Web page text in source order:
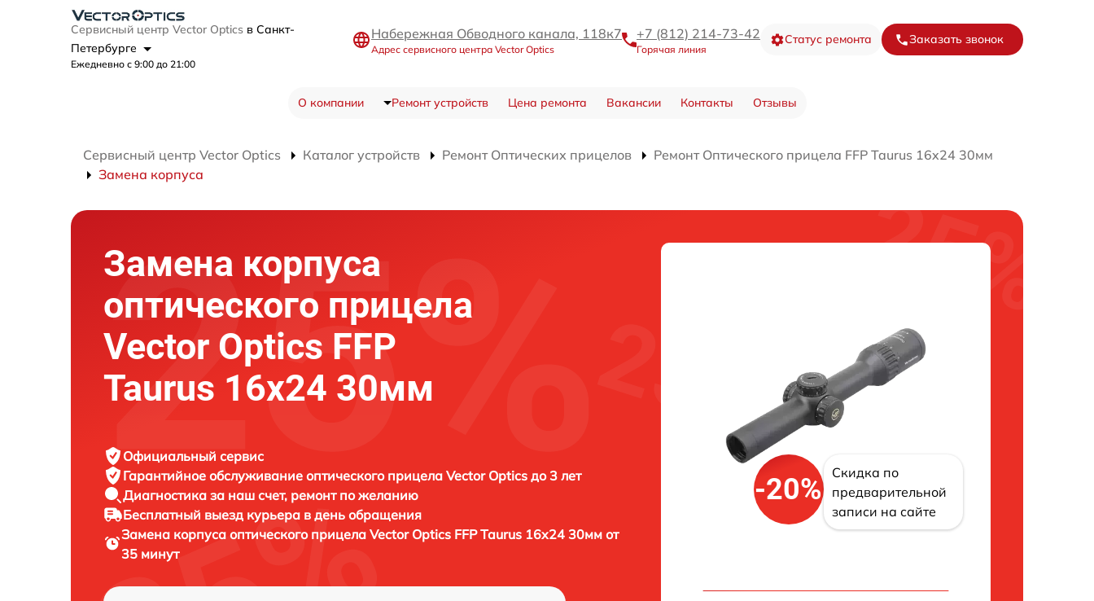
Сервисный центр Vector Optics в Санкт-
Петербурге
Ежедневно с 9:00 до 21:00
Набережная Обводного канала, 118к7
Адрес сервисного центра Vector Optics
+7 (812) 214-73-42
Горячая линия
Статус ремонта Заказать звонок
О компании Ремонт устройств Цена ремонта Вакансии Контакты Отзывы
Сервисный центр Vector Optics Каталог устройств Ремонт Оптических прицелов
Ремонт Оптического прицела FFP Taurus 16x24 30мм
Замена корпуса
Замена корпуса
оптического прицела
Vector Optics FFP
Taurus 16x24 30мм
Официальный сервис
Гарантийное обслуживание оптического прицела Vector Optics до 3 лет
Диагностика за наш счет, ремонт по желанию
Бесплатный выезд курьера в день обращения
Замена корпуса оптического прицелаVector Optics FFP Taurus 16x24 30мм от
35 минут
-20%
Скидка по
предварительной
записи на сайте